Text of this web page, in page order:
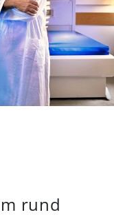
rund